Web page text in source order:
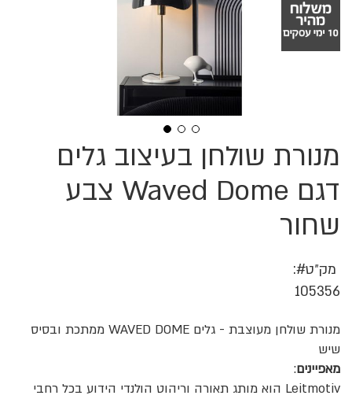
מנורת שולחן בעיצוב גלים
דגם Waved Dome צבע
שחור
מק״ט
105356
מנורת שולחן מעוצבת - גלים WAVED DOME ממתכת ובסיס
שיש
מאפיינים:
Leitmotiv הוא מותג תאורה וריהוט הולנדי הידוע בכל רחבי
לדלג
להתחלה
גלריית